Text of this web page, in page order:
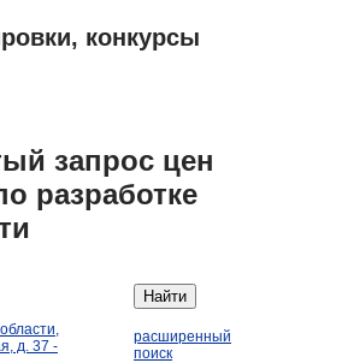
конкурсы
запрос цен
разработке
Найти
д. 37 -
расширенный
поиск